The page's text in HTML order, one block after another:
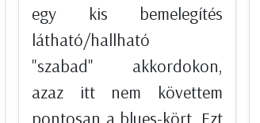
egy kis bemelegítés
látható/hallható
"szabad" akkordokon,
azaz itt nem követtem
pontosan a blues-kört. Ezt